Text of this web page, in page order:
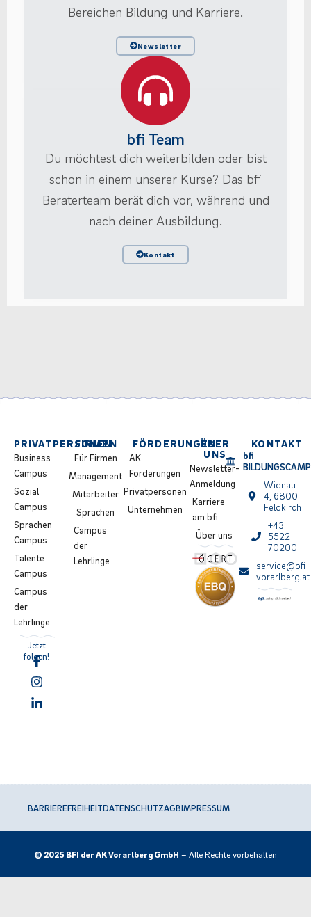
Bereichen Bildung und Karriere.
Newsletter
bfi Team
Du möchtest dich weiterbilden oder bist
schon in einem unserer Kurse? Das bfi
Beraterteam berät dich vor, während und
nach deiner Ausbildung.
Kontakt
PRIVATPERSONEN
Business
Campus
Sozial
Campus
Sprachen
Campus
Talente
Campus
Campus
der
Lehrlinge
Jetzt
folgen!
FIRMEN
Für Firmen
Management
Mitarbeiter
Sprachen
Campus
der
Lehrlinge
FÖRDERUNGEN
AK
Förderungen
Privatpersonen
Unternehmen
ÜBER
UNS
Newsletter-
Anmeldung
Karriere
am bfi
Über uns
KONTAKT
bfi
Widnau
4, 6800
Feldkirch
+43
5522
70200
service@bfi-
vorarlberg.at
BARRIEREFREIHEITDATENSCHUTZAGBIMPRESSUM
© 2025 BFI der AK Vorarlberg GmbH – Alle Rechte vorbehalten